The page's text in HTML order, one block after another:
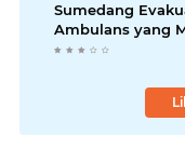
Sumedang
Ambulans yang
Kecelakaan.